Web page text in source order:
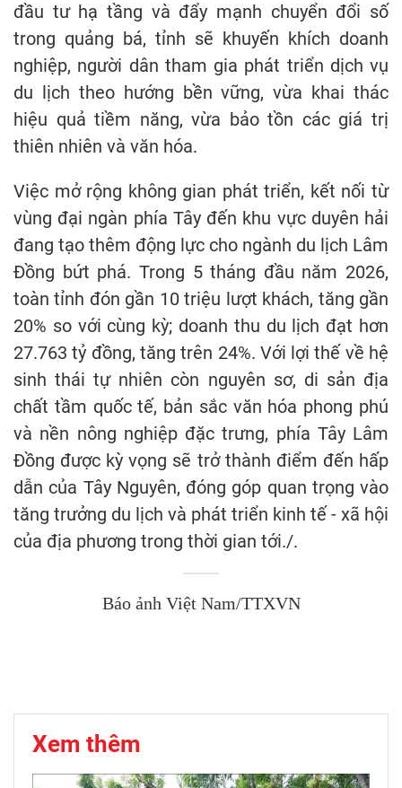
đầu tư hạ tầng và đẩy mạnh chuyển đổi số
trong quảng bá, tỉnh sẽ khuyến khích doanh
nghiệp, người dân tham gia phát triển dịch vụ
du lịch theo hướng bền vững, vừa khai thác
hiệu quả tiềm năng, vừa bảo tồn các giá trị
thiên nhiên và văn hóa.
Việc mở rộng không gian phát triển, kết nối từ
vùng đại ngàn phía Tây đến khu vực duyên hải
đang tạo thêm động lực cho ngành du lịch Lâm
Đồng bứt phá. Trong 5 tháng đầu năm 2026,
toàn tỉnh đón gần 10 triệu lượt khách, tăng gần
20% so với cùng kỳ; doanh thu du lịch đạt hơn
27.763 tỷ đồng, tăng trên 24%. Với lợi thế về hệ
sinh thái tự nhiên còn nguyên sơ, di sản địa
chất tầm quốc tế, bản sắc văn hóa phong phú
và nền nông nghiệp đặc trưng, phía Tây Lâm
Đồng được kỳ vọng sẽ trở thành điểm đến hấp
dẫn của Tây Nguyên, đóng góp quan trọng vào
tăng trưởng du lịch và phát triển kinh tế - xã hội
của địa phương trong thời gian tới./.
Báo ảnh Việt Nam/TTXVN
Xem thêm